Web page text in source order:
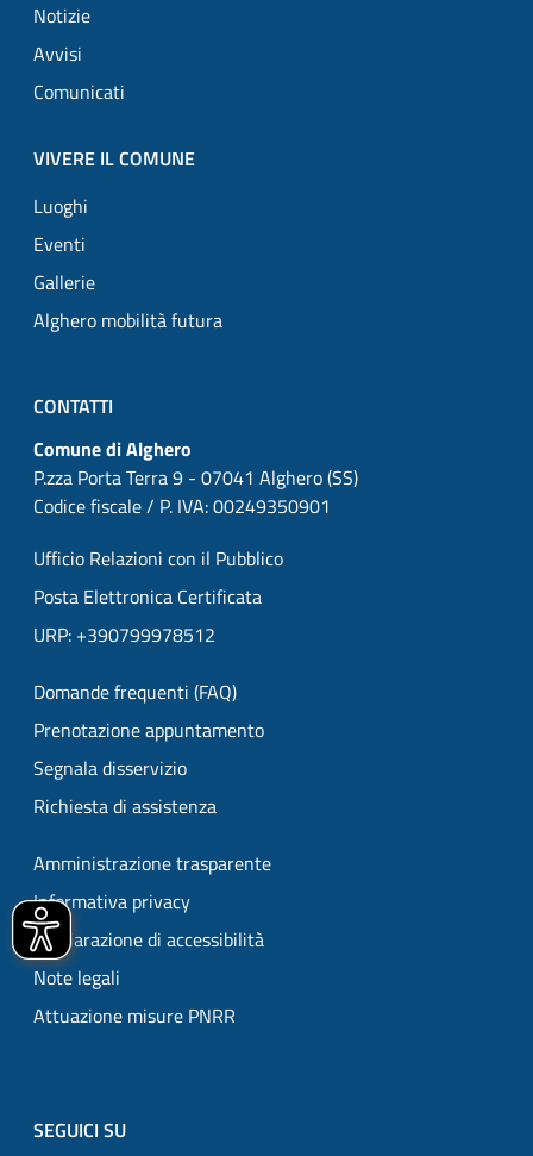
Notizie
Avvisi
Comunicati
VIVERE IL COMUNE
Luoghi
Eventi
Gallerie
Alghero mobilità futura
CONTATTI
Comune di Alghero
P.zza Porta Terra 9 - 07041 Alghero (SS)
Codice fiscale / P. IVA: 00249350901
Ufficio Relazioni con il Pubblico
Posta Elettronica Certificata
URP: +390799978512
Domande frequenti (FAQ)
Prenotazione appuntamento
Segnala disservizio
Richiesta di assistenza
Amministrazione trasparente
Informativa privacy
Dichiarazione di accessibilità
Note legali
Attuazione misure PNRR
SEGUICI SU